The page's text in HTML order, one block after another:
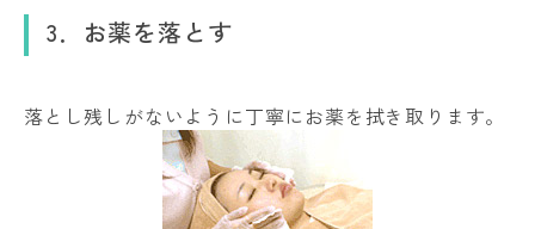
3．お薬を落とす
落とし残しがないように丁寧にお薬を拭き取ります。